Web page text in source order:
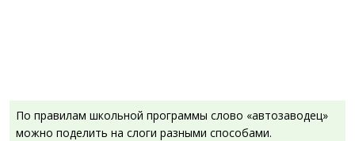
По правилам школьной программы слово «автозаводец»
можно поделить на слоги разными способами.